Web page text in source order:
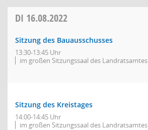
DI 16.08.2022
Sitzung des Bauausschusses
13:30-13:45 Uhr
im großen Sitzungssaal des Landratsamtes
Sitzung des Kreistages
14:00-14:45 Uhr
im großen Sitzungssaal des Landratsamtes